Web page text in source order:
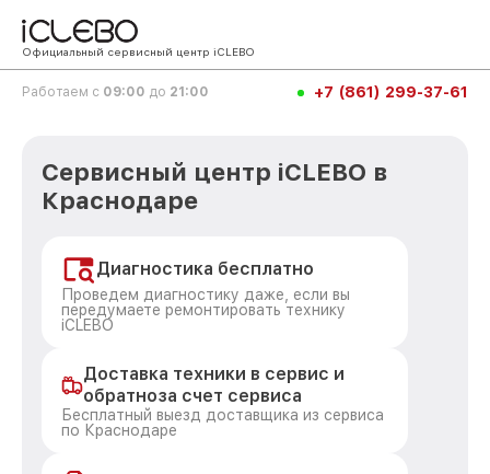
Официальный сервисный центр iCLEBO
Работаем с 09:00 до 21:00 +7 (861) 299-37-61
Сервисный центр iCLEBO в
Краснодаре
Диагностика бесплатно
Проведем диагностику даже, если вы
передумаете ремонтировать технику
iCLEBO
Доставка техники в сервис и
обратноза счет сервиса
Бесплатный выезд доставщика из сервиса
по Краснодаре